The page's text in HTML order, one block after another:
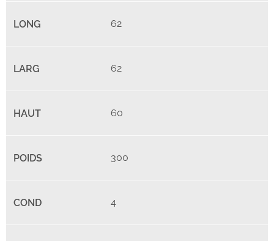
62
62
60
300
4